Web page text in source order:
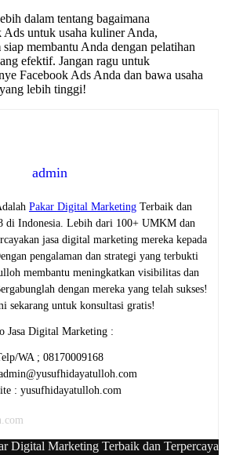
dalam tentang bagaimana
Ads untuk usaha kuliner Anda,
siap membantu Anda dengan pelatihan
efektif. Jangan ragu untuk
Facebook Ads Anda dan bawa usaha
lebih tinggi!
admin
Pakar Digital Marketing Terbaik dan
di Indonesia. Lebih dari 100+ UMKM dan
jasa digital marketing mereka kepada
pengalaman dan strategi yang terbukti
membantu meningkatkan visibilitas dan
dengan mereka yang telah sukses!
sekarang untuk konsultasi gratis!
Jasa Digital Marketing :
WA ; 08170009168
: yusufhidayatulloh.com
Digital Marketing Terbaik dan Terpercaya